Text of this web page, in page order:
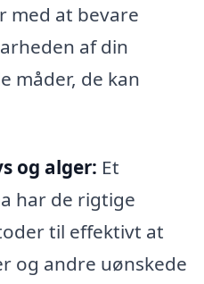
med at bevare
af din
måder, de kan
og alger: Et
har de rigtige
til effektivt at
og andre uønskede